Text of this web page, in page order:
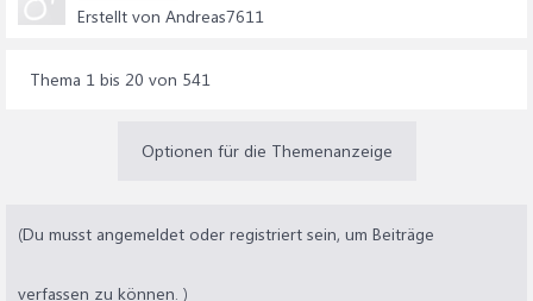
Erstellt von Andreas7611
Thema 1 bis 20 von 541
Optionen für die Themenanzeige
(Du musst angemeldet oder registriert sein, um Beiträge
verfassen zu können. )